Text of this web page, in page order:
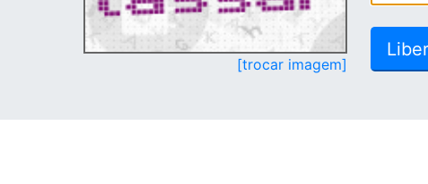
[trocar imagem]